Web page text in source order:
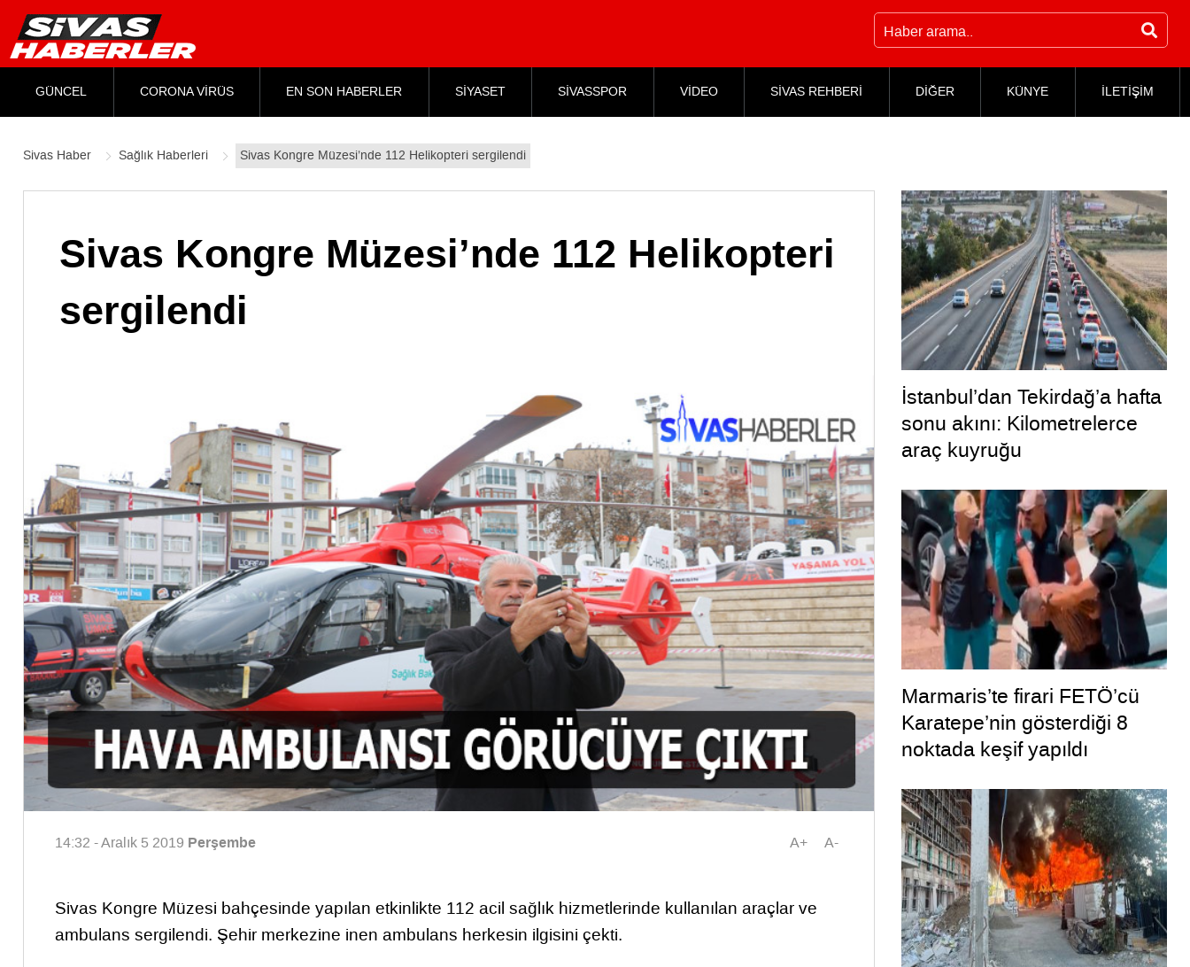
GÜNCEL CORONA VİRÜS EN SON HABERLER SİYASET SİVASSPOR VİDEO SİVAS REHBERİ DİĞER KÜNYE İLETİŞİM
Sivas Haber Sağlık Haberleri Sivas Kongre Müzesi’nde 112 Helikopteri sergilendi
Sivas Kongre Müzesi’nde 112 Helikopteri
sergilendi
14:32 - Aralık 5 2019 Perşembe A+ A-
Sivas Kongre Müzesi bahçesinde yapılan etkinlikte 112 acil sağlık hizmetlerinde kullanılan araçlar ve
ambulans sergilendi. Şehir merkezine inen ambulans herkesin ilgisini çekti.
İstanbul’dan Tekirdağ’a hafta
sonu akını: Kilometrelerce
araç kuyruğu
Marmaris’te firari FETÖ’cü
Karatepe’nin gösterdiği 8
noktada keşif yapıldı